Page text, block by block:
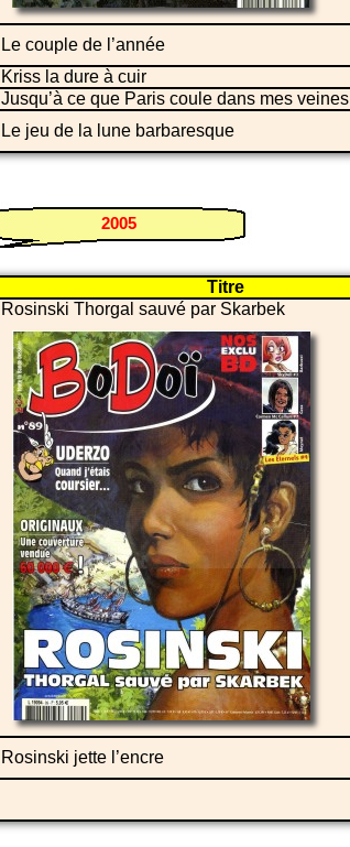
Le couple de l’année
Kriss la dure à cuir
Jusqu’à ce que Paris coule dans mes veines
Le jeu de la lune barbaresque
2005
Titre
Rosinski Thorgal sauvé par Skarbek
Rosinski jette l’encre